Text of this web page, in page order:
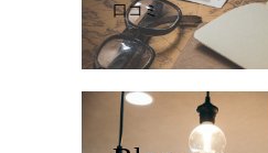
口コミ